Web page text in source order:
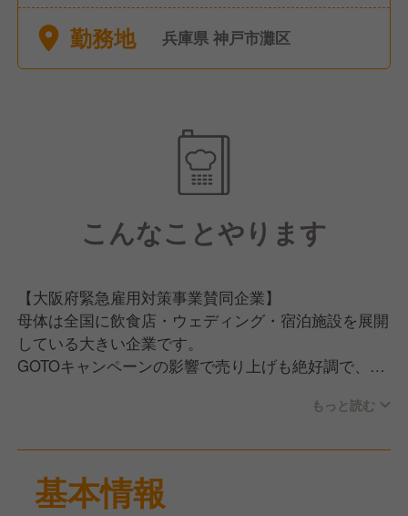
、慶弔休暇、産休・育児休暇
勤務地 兵庫県 神戸市灘区
こんなことやります
【大阪府緊急雇用対策事業賛同企業】
母体は全国に飲食店・ウェディング・宿泊施設を展開
している大きい企業です。
GOTOキャンペーンの影響で売り上げも絶好調で、今
グ施設のフレンチ調理スタッフの募集です。
日本の食材を活かして、異国の文化の料理を作り、国
内だけではなく海外の観光客の方にも認めてもらえる
もっと読む
基本情報